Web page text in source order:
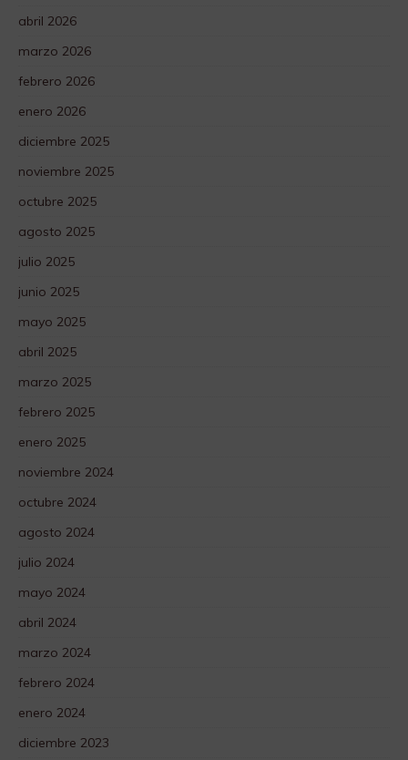
abril 2026
marzo 2026
febrero 2026
enero 2026
diciembre 2025
noviembre 2025
octubre 2025
agosto 2025
julio 2025
junio 2025
mayo 2025
abril 2025
marzo 2025
febrero 2025
enero 2025
noviembre 2024
octubre 2024
agosto 2024
julio 2024
mayo 2024
abril 2024
marzo 2024
febrero 2024
enero 2024
diciembre 2023